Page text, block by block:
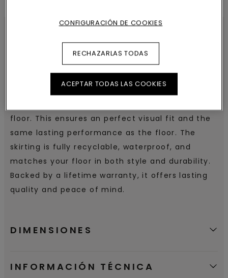
CARACTERÍSTICAS DEL
PRODUCTO
Floor-made Skirting is a clickable vinyl skirting,
floor. This ensures an perfect visual fit and the
same lasting performance as the floor. The
skirting is fully recyclable, waterproof, and
matches your floor in both style and durability.
Backed by a lifetime warranty, it offers lasting
quality and peace of mind.
DIMENSIONES
INFORMACIÓN TÉCNICA
CONFIGURACIÓN DE COOKIES
RECHAZARLAS TODAS
ACEPTAR TODAS LAS COOKIES